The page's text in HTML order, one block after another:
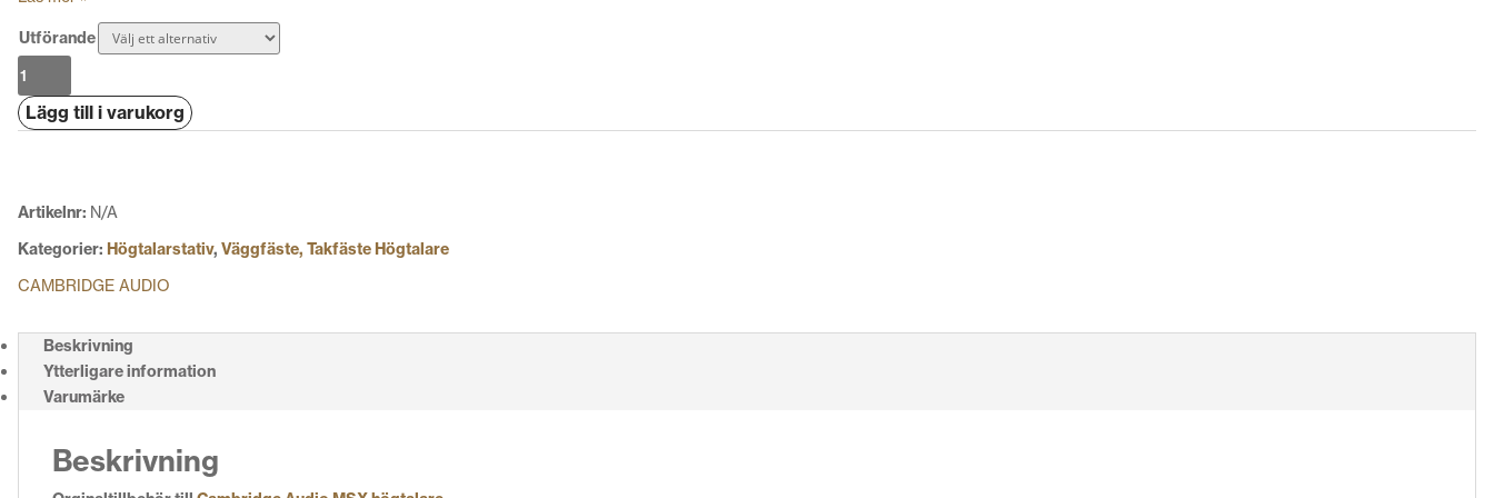
Utförande
Cambridge
Audio
MSX
Lägg till i varukorg
Artikelnr: N/A
Kategorier: Högtalarstativ, Väggfäste, Takfäste Högtalare
CAMBRIDGE AUDIO
Beskrivning
Ytterligare information
Varumärke
Beskrivning